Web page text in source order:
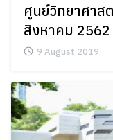
ศูนย์วิทยาศาส
สิงหาคม 2562
9 August 2019